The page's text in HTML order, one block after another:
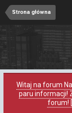
Strona główna
Witaj na forum
paru informacji!
forum!